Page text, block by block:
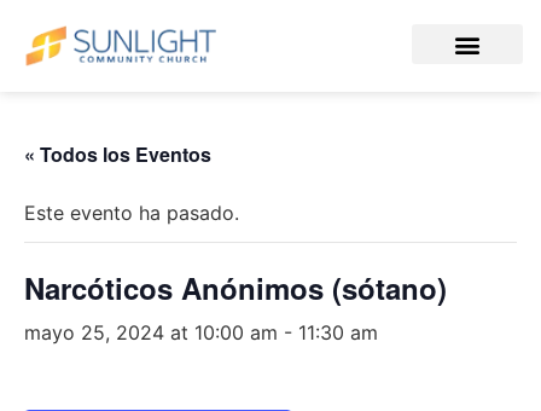
« Todos los Eventos
Este evento ha pasado.
Narcóticos Anónimos (sótano)
mayo 25, 2024 at 10:00 am - 11:30 am